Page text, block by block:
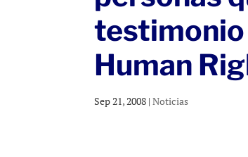
testimonio
Human
Sep 21, 2008 |Noticias